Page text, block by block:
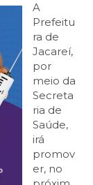
A
Prefeitu
ra de
Jacareí,
por
meio da
Secreta
ria de
Saúde,
irá
promov
er, no